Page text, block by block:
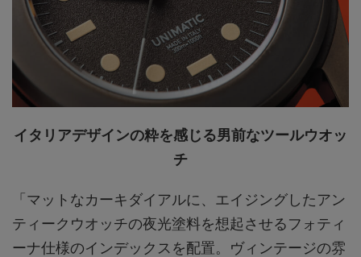
イタリアデザインの粋を感じる男前なツールウオッ
チ
「マットなカーキダイアルに、エイジングしたアン
ティークウオッチの夜光塗料を想起させるフォティ
ーナ仕様のインデックスを配置。ヴィンテージの雰